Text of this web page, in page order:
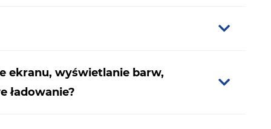
ekranu, wyświetlanie barw,
ładowanie?